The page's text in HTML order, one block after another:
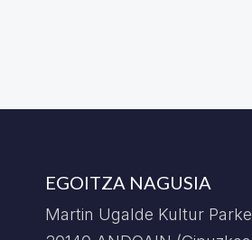
EGOITZA NAGUSIA
Martin Ugalde Kultur